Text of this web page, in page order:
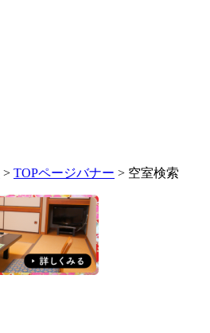
> TOPページバナー > 空室検索